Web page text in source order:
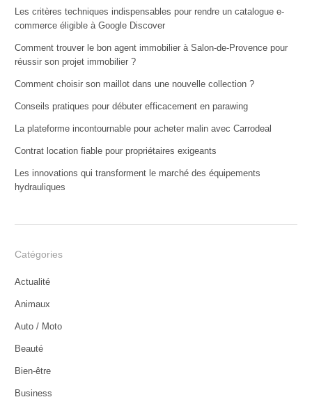
Les critères techniques indispensables pour rendre un catalogue e-
commerce éligible à Google Discover
Comment trouver le bon agent immobilier à Salon-de-Provence pour
réussir son projet immobilier ?
Comment choisir son maillot dans une nouvelle collection ?
Conseils pratiques pour débuter efficacement en parawing
La plateforme incontournable pour acheter malin avec Carrodeal
Contrat location fiable pour propriétaires exigeants
Les innovations qui transforment le marché des équipements
hydrauliques
Catégories
Actualité
Animaux
Auto / Moto
Beauté
Bien-être
Business